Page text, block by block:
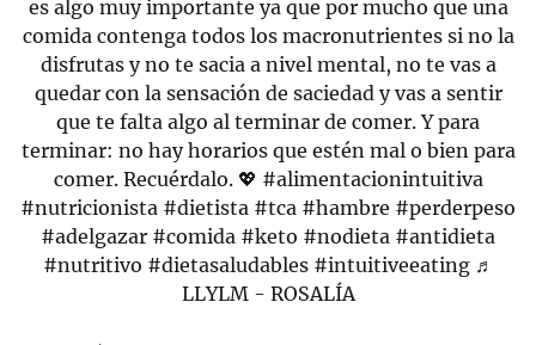
es algo muy importante ya que por mucho que una
comida contenga todos los macronutrientes si no la
disfrutas y no te sacia a nivel mental, no te vas a
quedar con la sensación de saciedad y vas a sentir
que te falta algo al terminar de comer. Y para
terminar: no hay horarios que estén mal o bien para
comer. Recuérdalo. 💖 #alimentacionintuitiva
#nutricionista #dietista #tca #hambre #perderpeso
#adelgazar #comida #keto #nodieta #antidieta
#nutritivo #dietasaludables #intuitiveeating ♬
LLYLM - ROSALÍA